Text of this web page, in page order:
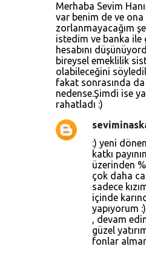
Merhaba Sevim
var benim de ve ona
zorlanmayacağım
istedim ve banka ile
hesabını
bireysel emeklilik
olabileceğini
fakat sonrasında
nedense.Şimdi ise
rahatladı :)
:) yeni
katkı
üzerinden
çok daha
sadece
içinde
yapıyorum
, devam
güzel
fonlar